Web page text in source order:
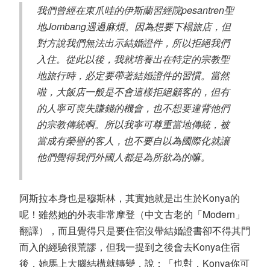
我們曾經在東爪哇的伊斯蘭習經院pesantren聖
地Jombang遇過麻煩。因為想要下榻旅店，但
對方說我們無法出示結婚證件，所以拒絕我們
入住。從此以後，我就培養出在特定的宗教聖
地旅行時，必定要帶著結婚證件的習慣。當然
啦，大飯店一般是不會這樣拒絕顧客的，但有
的人寧可喪失賺錢的機會，也不想要違背他們
的宗教傳統啊。所以我寧可尊重當地傳統，被
當成有榮譽的客人，也不要自以為國際化就讓
他們覺得我們外國人都是為所欲為的嘛。
阿斯拉本身也是穆斯林，其實她就是出生於Konya的
呢！雖然她的外表非常摩登（中文古老的「Modern」
翻譯），而且覺得只是要住宿沒帶結婚證書卻不得其門
而入的經驗很荒謬，但我一提到之後會去Konya住宿
後，她馬上大腦結構就轉變，說：「也對，Konya你可